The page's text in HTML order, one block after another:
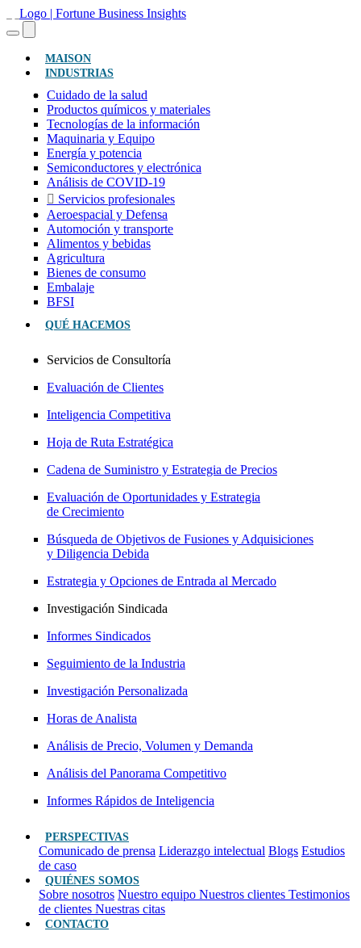
MAISON(ACTUAL)
INDUSTRIAS
Cuidado de la salud
Productos químicos y materiales
Tecnologías de la información
Maquinaria y Equipo
Energía y potencia
Semiconductores y electrónica
Análisis de COVID-19
Servicios profesionales
Aeroespacial y Defensa
Automoción y transporte
Alimentos y bebidas
Agricultura
Bienes de consumo
Embalaje
BFSI
QUÉ HACEMOS
Servicios de Consultoría
Evaluación de Clientes
Inteligencia Competitiva
Hoja de Ruta Estratégica
Cadena de Suministro y Estrategia de Precios
Evaluación de Oportunidades y Estrategia
de Crecimiento
Búsqueda de Objetivos de Fusiones y Adquisiciones
y Diligencia Debida
Estrategia y Opciones de Entrada al Mercado
Investigación Sindicada
Informes Sindicados
Seguimiento de la Industria
Investigación Personalizada
Horas de Analista
Análisis de Precio, Volumen y Demanda
Análisis del Panorama Competitivo
Informes Rápidos de Inteligencia
PERSPECTIVAS
Comunicado de prensa Liderazgo intelectual Blogs Estudios
de caso
QUIÉNES SOMOS
Sobre nosotros Nuestro equipo Nuestros clientes Testimonios
de clientes Nuestras citas
CONTACTO